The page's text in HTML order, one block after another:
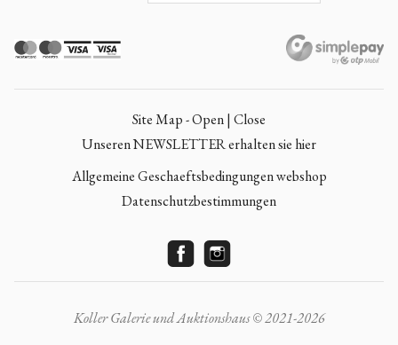
Site Map - Open | Close
Unseren NEWSLETTER erhalten sie hier
Allgemeine Geschaeftsbedingungen webshop
Datenschutzbestimmungen
Koller Galerie und Auktionshaus © 2021-2026